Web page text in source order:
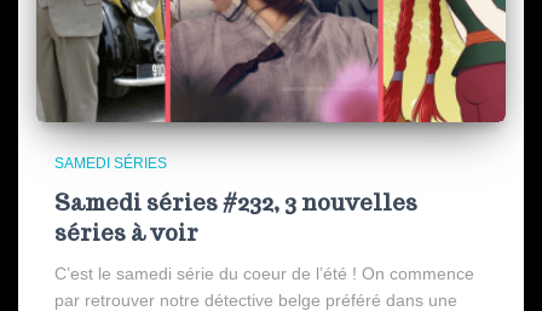
SAMEDI SÉRIES
Samedi séries #232, 3 nouvelles
séries à voir
C’est le samedi série du coeur de l’été ! On commence
par retrouver notre détective belge préféré dans une